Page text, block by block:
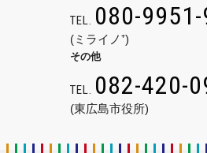
TEL. 080-
(ミライノ⁺)
その他
TEL. 082-420-
(東広島市役所)